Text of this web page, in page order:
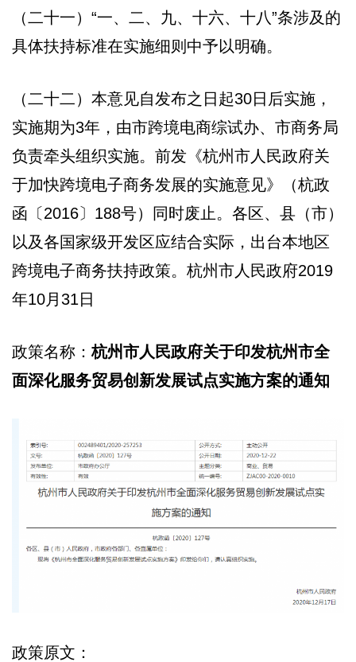
（二十一）“一、二、九、十六、十八”条涉及的
具体扶持标准在实施细则中予以明确。
（二十二）本意见自发布之日起30日后实施，
实施期为3年，由市跨境电商综试办、市商务局
负责牵头组织实施。前发《杭州市人民政府关
于加快跨境电子商务发展的实施意见》（杭政
函〔2016〕188号）同时废止。各区、县（市）
以及各国家级开发区应结合实际，出台本地区
跨境电子商务扶持政策。杭州市人民政府2019
年10月31日
政策名称：杭州市人民政府关于印发杭州市全
面深化服务贸易创新发展试点实施方案的通知
政策原文：